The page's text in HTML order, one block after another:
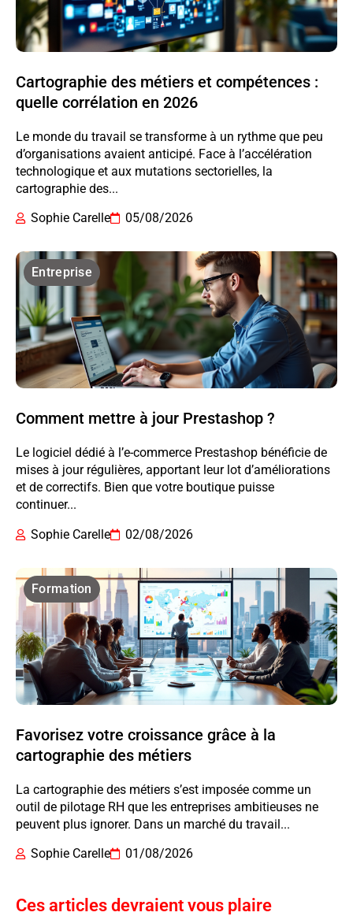
Cartographie des métiers et compétences :
quelle corrélation en 2026
Le monde du travail se transforme à un rythme que peu
d’organisations avaient anticipé. Face à l’accélération
technologique et aux mutations sectorielles, la
cartographie des...
Sophie Carelle
05/08/2026
Entreprise
Comment mettre à jour Prestashop ?
Le logiciel dédié à l’e-commerce Prestashop bénéficie de
mises à jour régulières, apportant leur lot d’améliorations
et de correctifs. Bien que votre boutique puisse
continuer...
Sophie Carelle
02/08/2026
Formation
Favorisez votre croissance grâce à la
cartographie des métiers
La cartographie des métiers s’est imposée comme un
outil de pilotage RH que les entreprises ambitieuses ne
peuvent plus ignorer. Dans un marché du travail...
Sophie Carelle
01/08/2026
Ces articles devraient vous plaire